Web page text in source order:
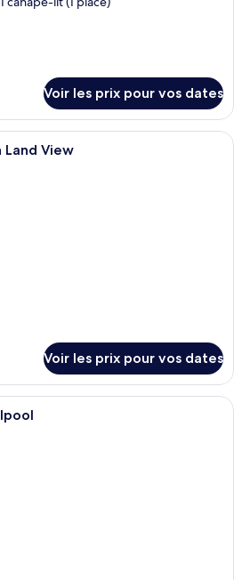
Voir les prix pour vos dates
Une chambre d’hôtel moderne
Land View
Voir les prix pour vos dates
Une chambre d’hôtel avec un lit, un